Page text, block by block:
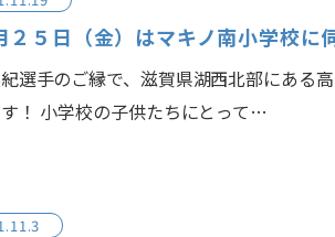
２５日（金）はマキノ南小学校に
選手のご縁で、滋賀県湖西北部にある
！ 小学校の子供たちにとって…